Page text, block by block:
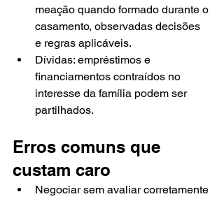
meação quando formado durante o
casamento, observadas decisões
e regras aplicáveis.
Dívidas: empréstimos e
financiamentos contraídos no
interesse da família podem ser
partilhados.
Erros comuns que
custam caro
Negociar sem avaliar corretamente